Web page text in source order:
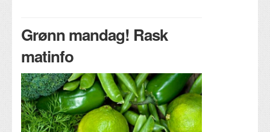
Grønn mandag! Rask
matinfo